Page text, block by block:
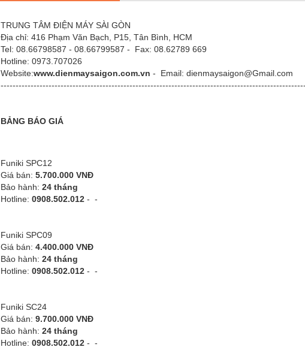
TRUNG TÂM ĐIỆN MÁY SÀI GÒN
Địa chỉ: 416 Phạm Văn Bạch, P15, Tân Bình, HCM
Tel: 08.66798587 - 08.66799587 - Fax: 08.62789 669
Hotline: 0973.707026
Website:www.dienmaysaigon.com.vn - Email: dienmaysaigon@Gmail.com
BẢNG BÁO GIÁ
Funiki SPC12
Giá bán: 5.700.000 VNĐ
Bảo hành: 24 tháng
Hotline: 0908.502.012 - -
Funiki SPC09
Giá bán: 4.400.000 VNĐ
Bảo hành: 24 tháng
Hotline: 0908.502.012 - -
Funiki SC24
Giá bán: 9.700.000 VNĐ
Bảo hành: 24 tháng
Hotline: 0908.502.012 - -